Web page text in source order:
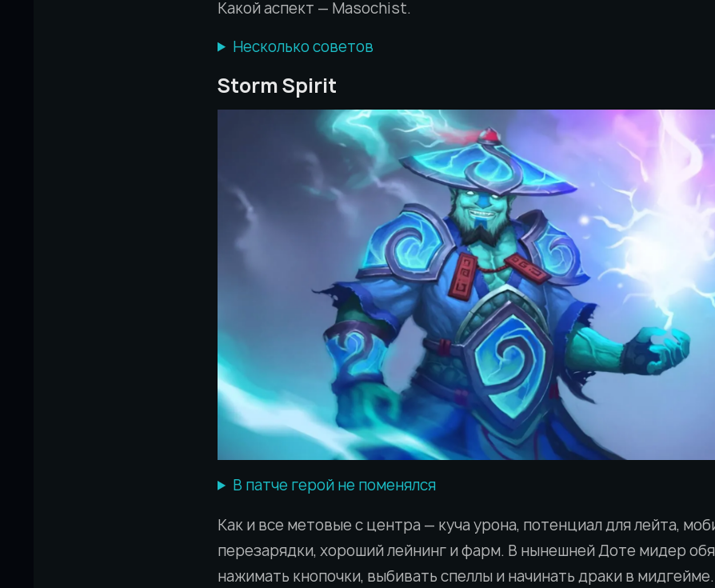
Какой аспект — Masochist.
Несколько советов
Storm Spirit
В патче герой не поменялся
Как и все метовые с центра — куча урона, потенциал для лейта,
перезарядки, хороший лейнинг и фарм. В нынешней Доте мидер
нажимать кнопочки, выбивать спеллы и начинать драки в